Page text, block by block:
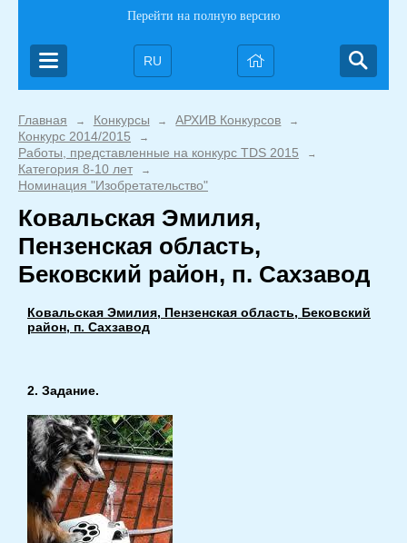
Перейти на полную версию
RU
Главная → Конкурсы → АРХИВ Конкурсов →
Конкурс 2014/2015 →
Работы, представленные на конкурс TDS 2015 →
Категория 8-10 лет →
Номинация "Изобретательство"
Ковальская Эмилия,
Пензенская область,
Бековский район, п. Сахзавод
Ковальская Эмилия, Пензенская область, Бековский
район, п. Сахзавод
2. Задание.